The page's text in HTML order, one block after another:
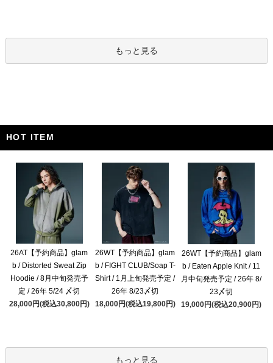
もっと見る
HOT ITEM
26AT【予約商品】glam
b / Distorted Sweat Zip
Hoodie / 8月中旬発売予
定 / 26年 5/24 〆切
28,000円(税込30,800円)
26WT【予約商品】glam
b / FIGHT CLUB/Soap T-
Shirt / 1月上旬発売予定 /
26年 8/23〆切
18,000円(税込19,800円)
26WT【予約商品】glam
b / Eaten Apple Knit / 11
月中旬発売予定 / 26年 8/
23〆切
19,000円(税込20,900円)
もっと見る